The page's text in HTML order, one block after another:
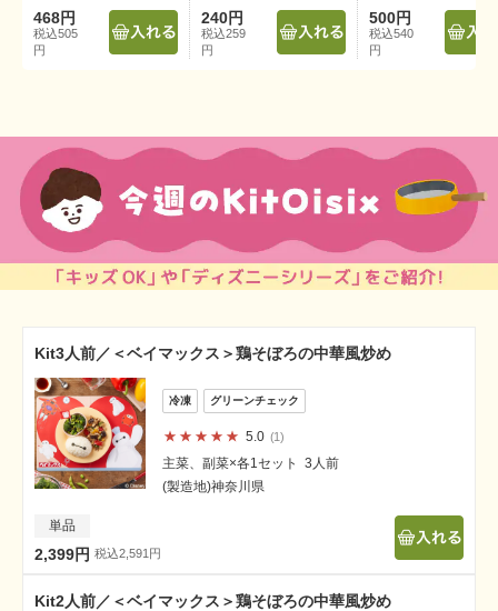
468円
税込505
円
240円
税込259
円
500円
税込540
円
Kit3人前／＜ベイマックス＞鶏そぼろの中華風炒め
5.0 1
主菜、副菜×各1セット 3人前
(製造地)神奈川県
単品
2,399円 税込2,591円
Kit2人前／＜ベイマックス＞鶏そぼろの中華風炒め